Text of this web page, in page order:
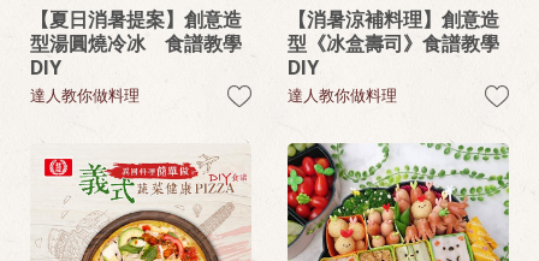
【夏日消暑提案】創意造
型湯圓燒冷冰 食譜教學
DIY
達人教你做料理
【消暑涼補料理】創意造
型《冰盒壽司》食譜教學
DIY
達人教你做料理